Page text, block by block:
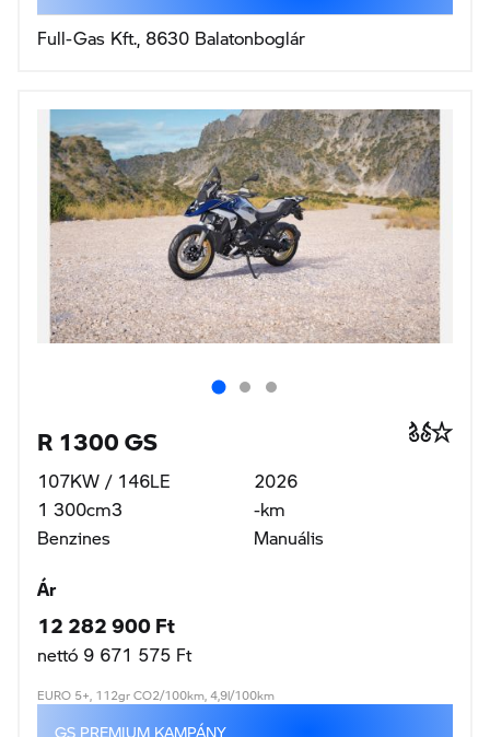
Full-Gas Kft., 8630 Balatonboglár
R 1300 GS
1 300cm3
Ár
12 282 900 Ft
nettó 9 671 575 Ft
EURO 5+, 112gr CO2/100km, 4,9l/100km
GS PREMIUM KAMPÁNY
Full-Gas Kft., 8630 Balatonboglár